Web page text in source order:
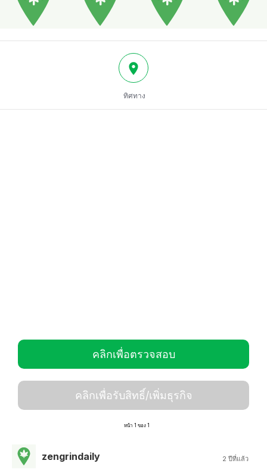
ทิศทาง
คลิกเพื่อตรวจสอบ
คลิกเพื่อรับสิทธิ์/เพิ่มธุรกิจ
หน้า 1 ของ 1
zengrindaily 2 ปีที่แล้ว